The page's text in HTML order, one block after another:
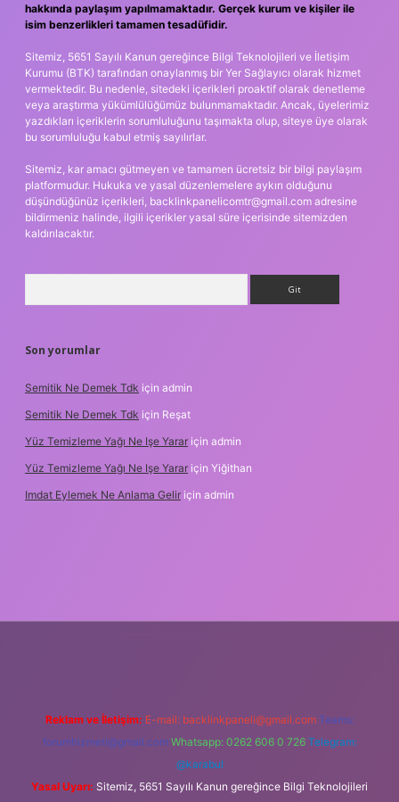
hakkında paylaşım yapılmamaktadır. Gerçek kurum ve kişiler ile
isim benzerlikleri tamamen tesadüfidir.
Sitemiz, 5651 Sayılı Kanun gereğince Bilgi Teknolojileri ve İletişim
Kurumu (BTK) tarafından onaylanmış bir Yer Sağlayıcı olarak hizmet
vermektedir. Bu nedenle, sitedeki içerikleri proaktif olarak denetleme
veya araştırma yükümlülüğümüz bulunmamaktadır. Ancak, üyelerimiz
yazdıkları içeriklerin sorumluluğunu taşımakta olup, siteye üye olarak
bu sorumluluğu kabul etmiş sayılırlar.
Sitemiz, kar amacı gütmeyen ve tamamen ücretsiz bir bilgi paylaşım
platformudur. Hukuka ve yasal düzenlemelere aykırı olduğunu
düşündüğünüz içerikleri, backlinkpanelicomtr@gmail.com adresine
bildirmeniz halinde, ilgili içerikler yasal süre içerisinde sitemizden
kaldırılacaktır.
Son yorumlar
Semitik Ne Demek Tdk için admin
Semitik Ne Demek Tdk için Reşat
Yüz Temizleme Yağı Ne Işe Yarar için admin
Yüz Temizleme Yağı Ne Işe Yarar için Yiğithan
Imdat Eylemek Ne Anlama Gelir için admin
Reklam ve İletişim: E-mail: backlinkpaneli@gmail.com Teams:
forumhizmeti@gmail.com Whatsapp: 0262 606 0 726 Telegram:
@karabul
Yasal Uyarı: Sitemiz, 5651 Sayılı Kanun gereğince Bilgi Teknolojileri